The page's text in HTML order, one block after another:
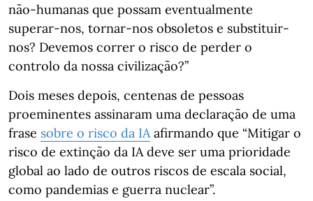
não-humanas que possam eventualmente
superar-nos, tornar-nos obsoletos e substituir-
nos? Devemos correr o risco de perder o
controlo da nossa civilização?”
Dois meses depois, centenas de pessoas
proeminentes assinaram uma declaração de uma
frase sobre o risco da IAafirmando que “Mitigar o
risco de extinção da IA deve ser uma prioridade
global ao lado de outros riscos de escala social,
como pandemias e guerra nuclear”.